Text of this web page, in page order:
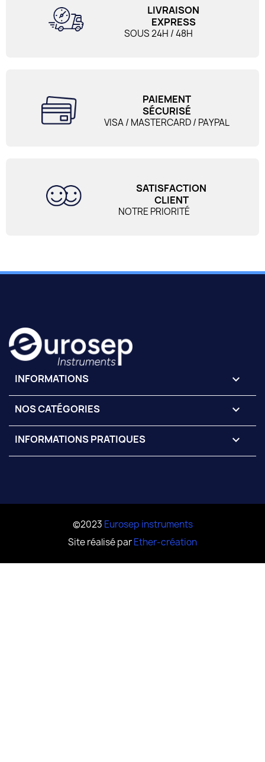
LIVRAISON
EXPRESS
SOUS 24H / 48H
PAIEMENT
SÉCURISÉ
VISA / MASTERCARD / PAYPAL
SATISFACTION
CLIENT
NOTRE PRIORITÉ
INFORMATIONS keyboard_arrow_down
NOS CATÉGORIES 
INFORMATIONS PRATIQUES 
©2023 Eurosep instruments
Site réalisé parEther-création